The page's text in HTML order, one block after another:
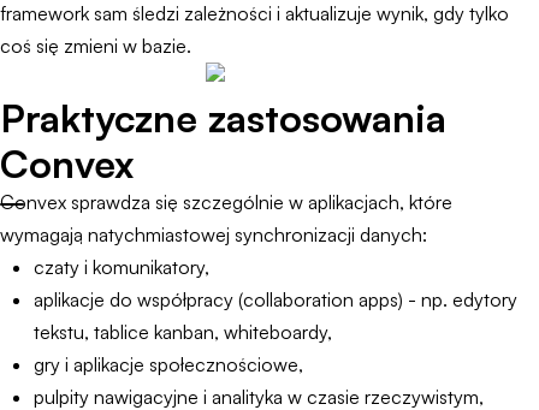
framework sam śledzi zależności i aktualizuje wynik, gdy tylko
coś się zmieni w bazie.
Praktyczne zastosowania
Convex
Convex sprawdza się szczególnie w aplikacjach, które
wymagają natychmiastowej synchronizacji danych:
czaty i komunikatory,
aplikacje do współpracy (collaboration apps) - np. edytory
tekstu, tablice kanban, whiteboardy,
gry i aplikacje społecznościowe,
pulpity nawigacyjne i analityka w czasie rzeczywistym,